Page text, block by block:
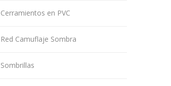
Cerramientos en PVC
Red Camuflaje Sombra
Sombrillas